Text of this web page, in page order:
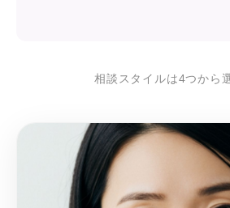
相談スタイルは4つから